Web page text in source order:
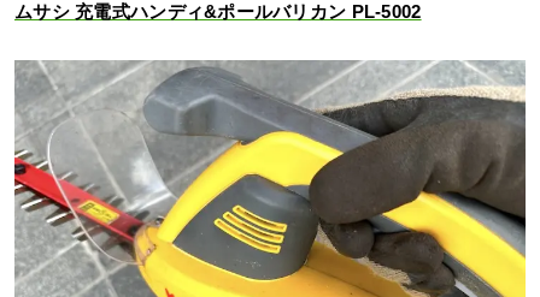
ムサシ 充電式ハンディ&ポールバリカン PL-5002